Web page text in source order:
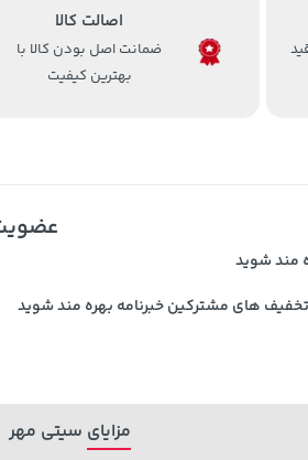
اصالت کالا
ضمانت اصل بودن کالا با
بهترین کیفیت
مند شوید
تخفیف های مشترکین خبرنامه بهره مند شوید
مزایای سیتی مهر